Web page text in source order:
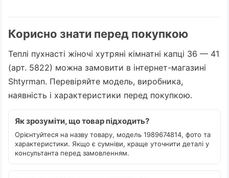
Корисно знати перед покупкою
Теплі пухнасті жіночі хутряні кімнатні капці 36 — 41
(арт. 5822) можна замовити в інтернет-магазині
Shtyrman. Перевіряйте модель, виробника,
наявність і характеристики перед покупкою.
Як зрозуміти, що товар підходить?
Орієнтуйтеся на назву товару, модель 1989674814, фото та
характеристики. Якщо є сумніви, краще уточнити деталі у
консультанта перед замовленням.